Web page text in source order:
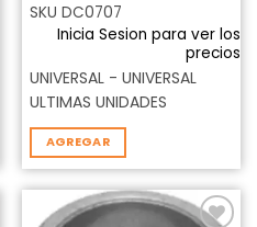
SKU DC0707
Inicia Sesion para ver los
precios
UNIVERSAL - UNIVERSAL
ULTIMAS UNIDADES
AGREGAR